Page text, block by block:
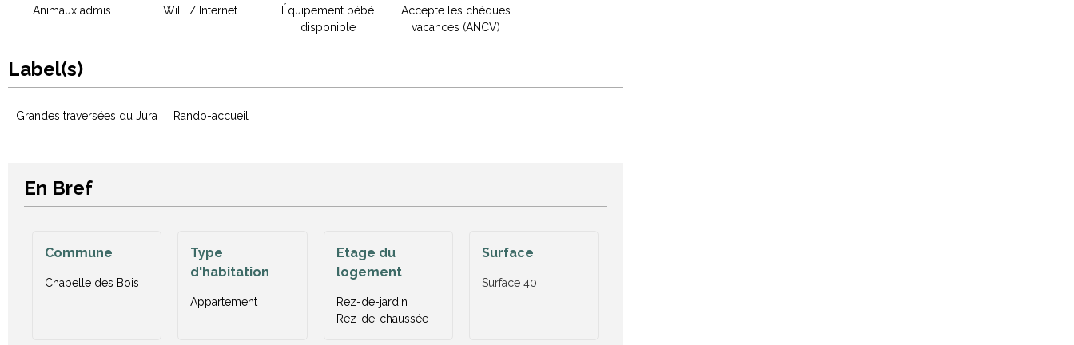
Animaux admis WiFi / Internet
Équipement bébé
disponible
Accepte les chèques
vacances (ANCV)
Label(s)
Grandes traversées du Jura Rando-accueil
En Bref
Commune
Chapelle des Bois
Type
d'habitation
Appartement
Etage du
logement
Rez-de-jardin
Rez-de-chaussée
Surface
Surface 40